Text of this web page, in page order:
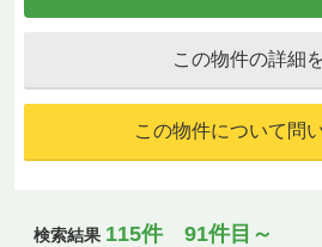
この物件の詳細
この物件について問
検索結果 115件 91件目～